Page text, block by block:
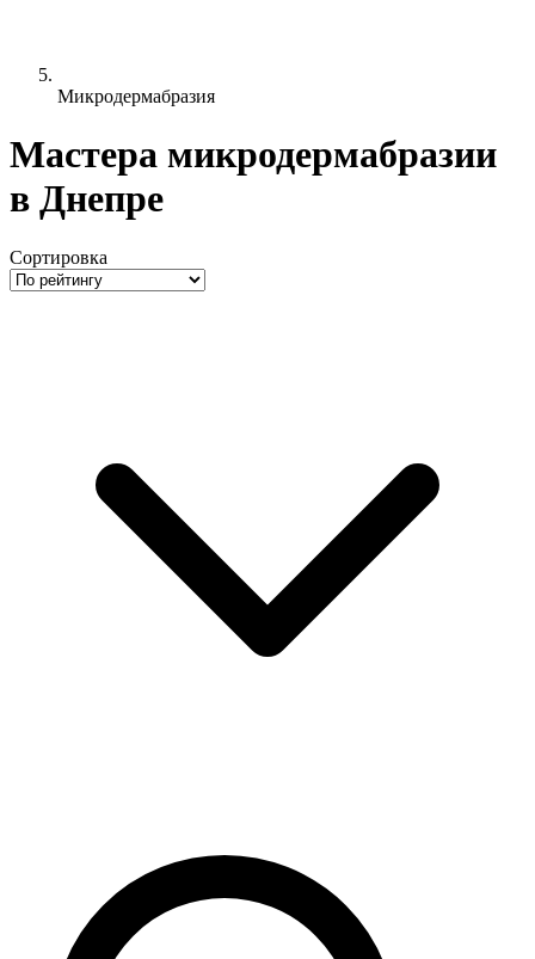
Микродермабразия
Мастера микродермабразии
в Днепре
Сортировка